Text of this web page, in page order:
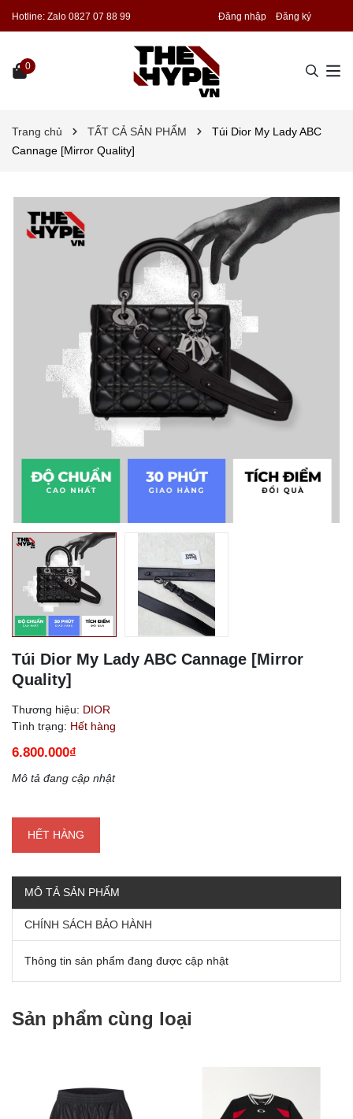
Hotline: Zalo 0827 07 88 99 Đăng nhập Đăng ký
0
Trang chủ TẤT CẢ SẢN PHẨM
Túi Dior My Lady ABC
Cannage [Mirror Quality]
Túi Dior My Lady ABC Cannage [Mirror
Quality]
Thương hiệu: DIOR
Tình trạng: Hết hàng
6.800.000₫
Mô tả đang cập nhật
HẾT HÀNG
MÔ TẢ SẢN PHẨM
CHÍNH SÁCH BẢO HÀNH
Thông tin sản phẩm đang được cập nhật
Sản phẩm cùng loại